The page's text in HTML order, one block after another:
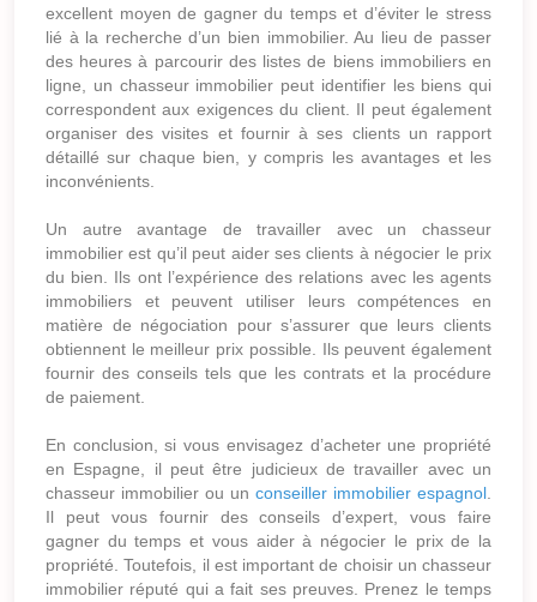
excellent moyen de gagner du temps et d’éviter le stress
lié à la recherche d’un bien immobilier. Au lieu de passer
des heures à parcourir des listes de biens immobiliers en
ligne, un chasseur immobilier peut identifier les biens qui
correspondent aux exigences du client. Il peut également
organiser des visites et fournir à ses clients un rapport
détaillé sur chaque bien, y compris les avantages et les
inconvénients.
Un autre avantage de travailler avec un chasseur
immobilier est qu’il peut aider ses clients à négocier le prix
du bien. Ils ont l’expérience des relations avec les agents
immobiliers et peuvent utiliser leurs compétences en
matière de négociation pour s’assurer que leurs clients
obtiennent le meilleur prix possible. Ils peuvent également
fournir des conseils tels que les contrats et la procédure
de paiement.
En conclusion, si vous envisagez d’acheter une propriété
en Espagne, il peut être judicieux de travailler avec un
chasseur immobilier ou un conseiller immobilier espagnol
Il peut vous fournir des conseils d’expert, vous faire
gagner du temps et vous aider à négocier le prix de la
propriété. Toutefois, il est important de choisir un chasseur
immobilier réputé qui a fait ses preuves. Prenez le temps